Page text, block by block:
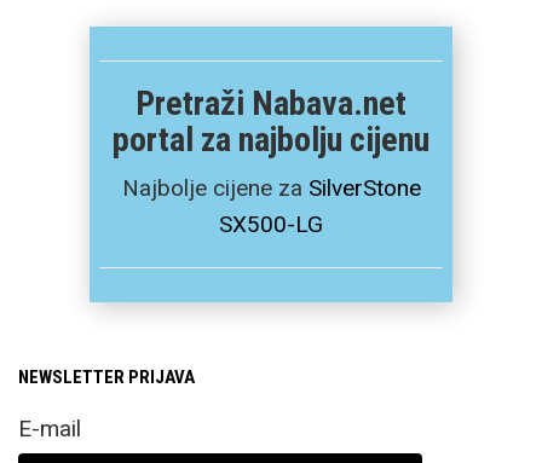
Pretraži Nabava.net
portal za najbolju cijenu
Najbolje cijene za SilverStone
SX500-LG
NEWSLETTER PRIJAVA
E-mail